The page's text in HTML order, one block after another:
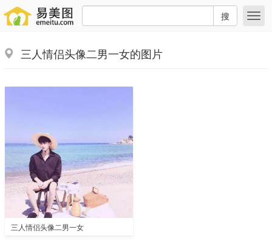
搜
三人情侣头像二男一女的图片
三人情侣头像二男一女